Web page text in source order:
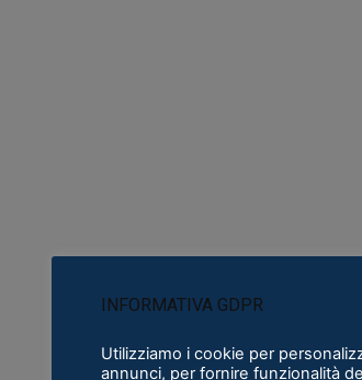
INFORMATIVA GDPR
Utilizziamo i cookie per
annunci, per fornire funzionalità